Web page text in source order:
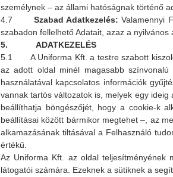
személynek – az állami hatóságnak történő
4.7Szabad Adatkezelés: Valamennyi
szabadon fellelhető Adatait, azaz a
5. ADATKEZELÉS
5.1 A Uniforma Kft. a testre szabott
az adott oldal minél magasabb
használatával kapcsolatos információk
vannak tartós változatok is, melyek egy
beállíthatja böngészőjét, hogy a cookie-k
beállításai között bármikor megtehet –, az
alkamazásának tiltásával a Felhasználó
értékű.
Az Uniforma Kft. az oldal teljesítményének
látogatói számára. Ezeknek a sütiknek a